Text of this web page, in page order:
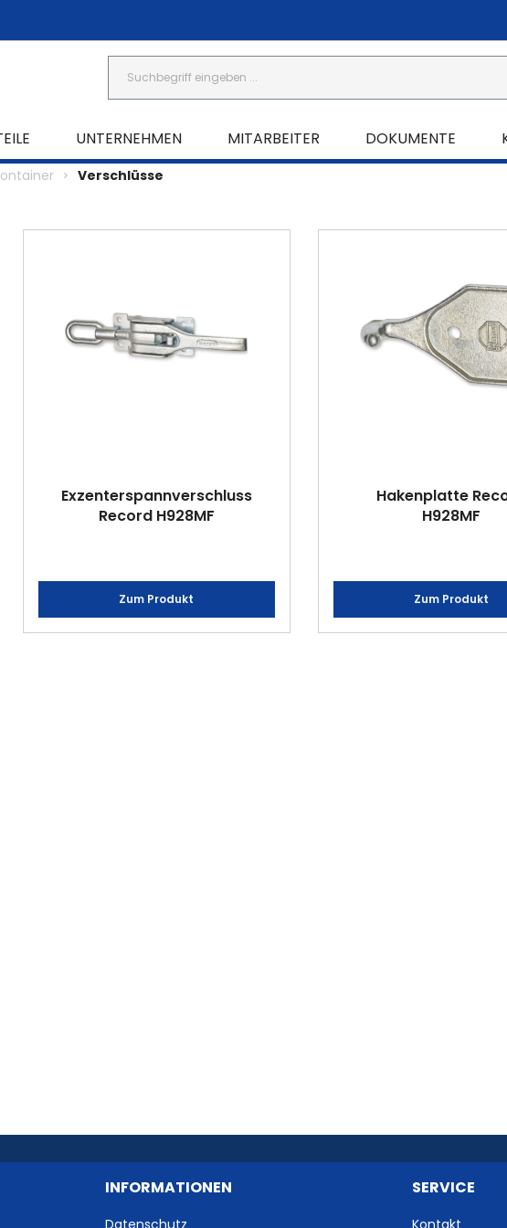
UNTERNEHMEN MITARBEITER DOKUMENTE
Verschlüsse
Exzenterspannverschluss
Record H928MF
Zum Produkt
Hakenplatte
H928MF
Zum Produkt
INFORMATIONEN
Datenschutz
SERVICE
Kontakt